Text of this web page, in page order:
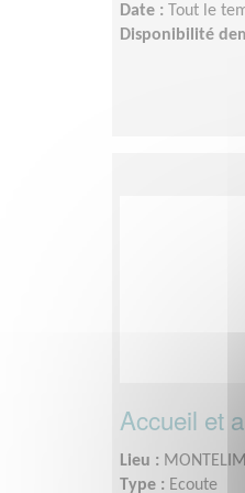
Date : Tout le
Disponibilité
Accueil et
Lieu :
Type : Ecoute